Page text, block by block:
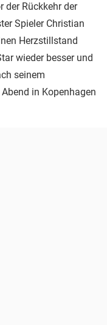
der Rückkehr der
Spieler Christian
Herzstillstand
wieder besser und
seinem
in Kopenhagen